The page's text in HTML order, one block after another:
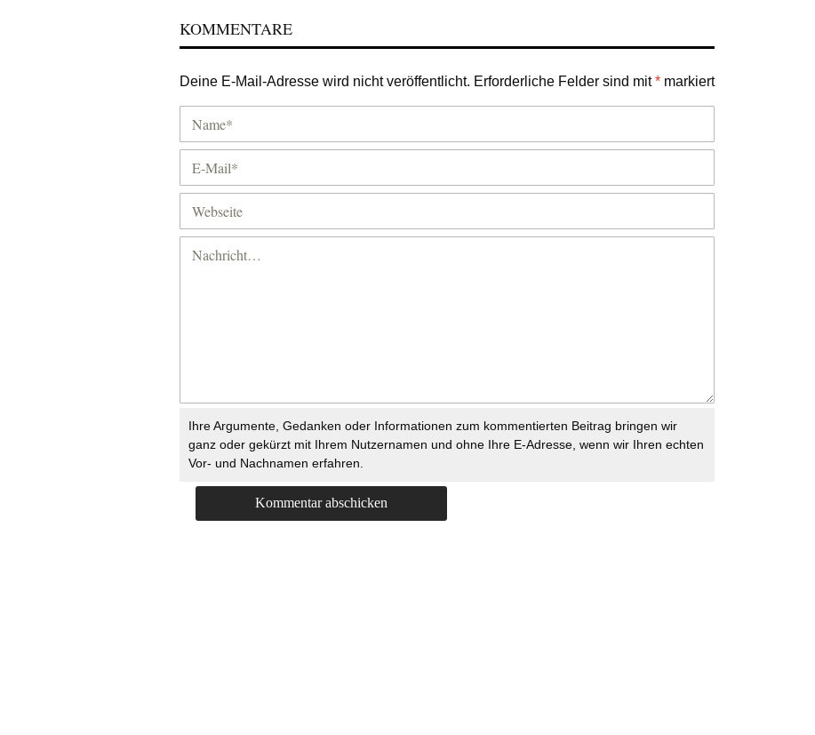
KOMMENTARE
Deine E-Mail-Adresse wird nicht veröffentlicht. Erforderliche Felder sind mit* markiert
Ihre Argumente, Gedanken oder Informationen zum kommentierten Beitrag bringen wir
ganz oder gekürzt mit Ihrem Nutzernamen und ohne Ihre E-Adresse, wenn wir Ihren echten
Vor- und Nachnamen erfahren.